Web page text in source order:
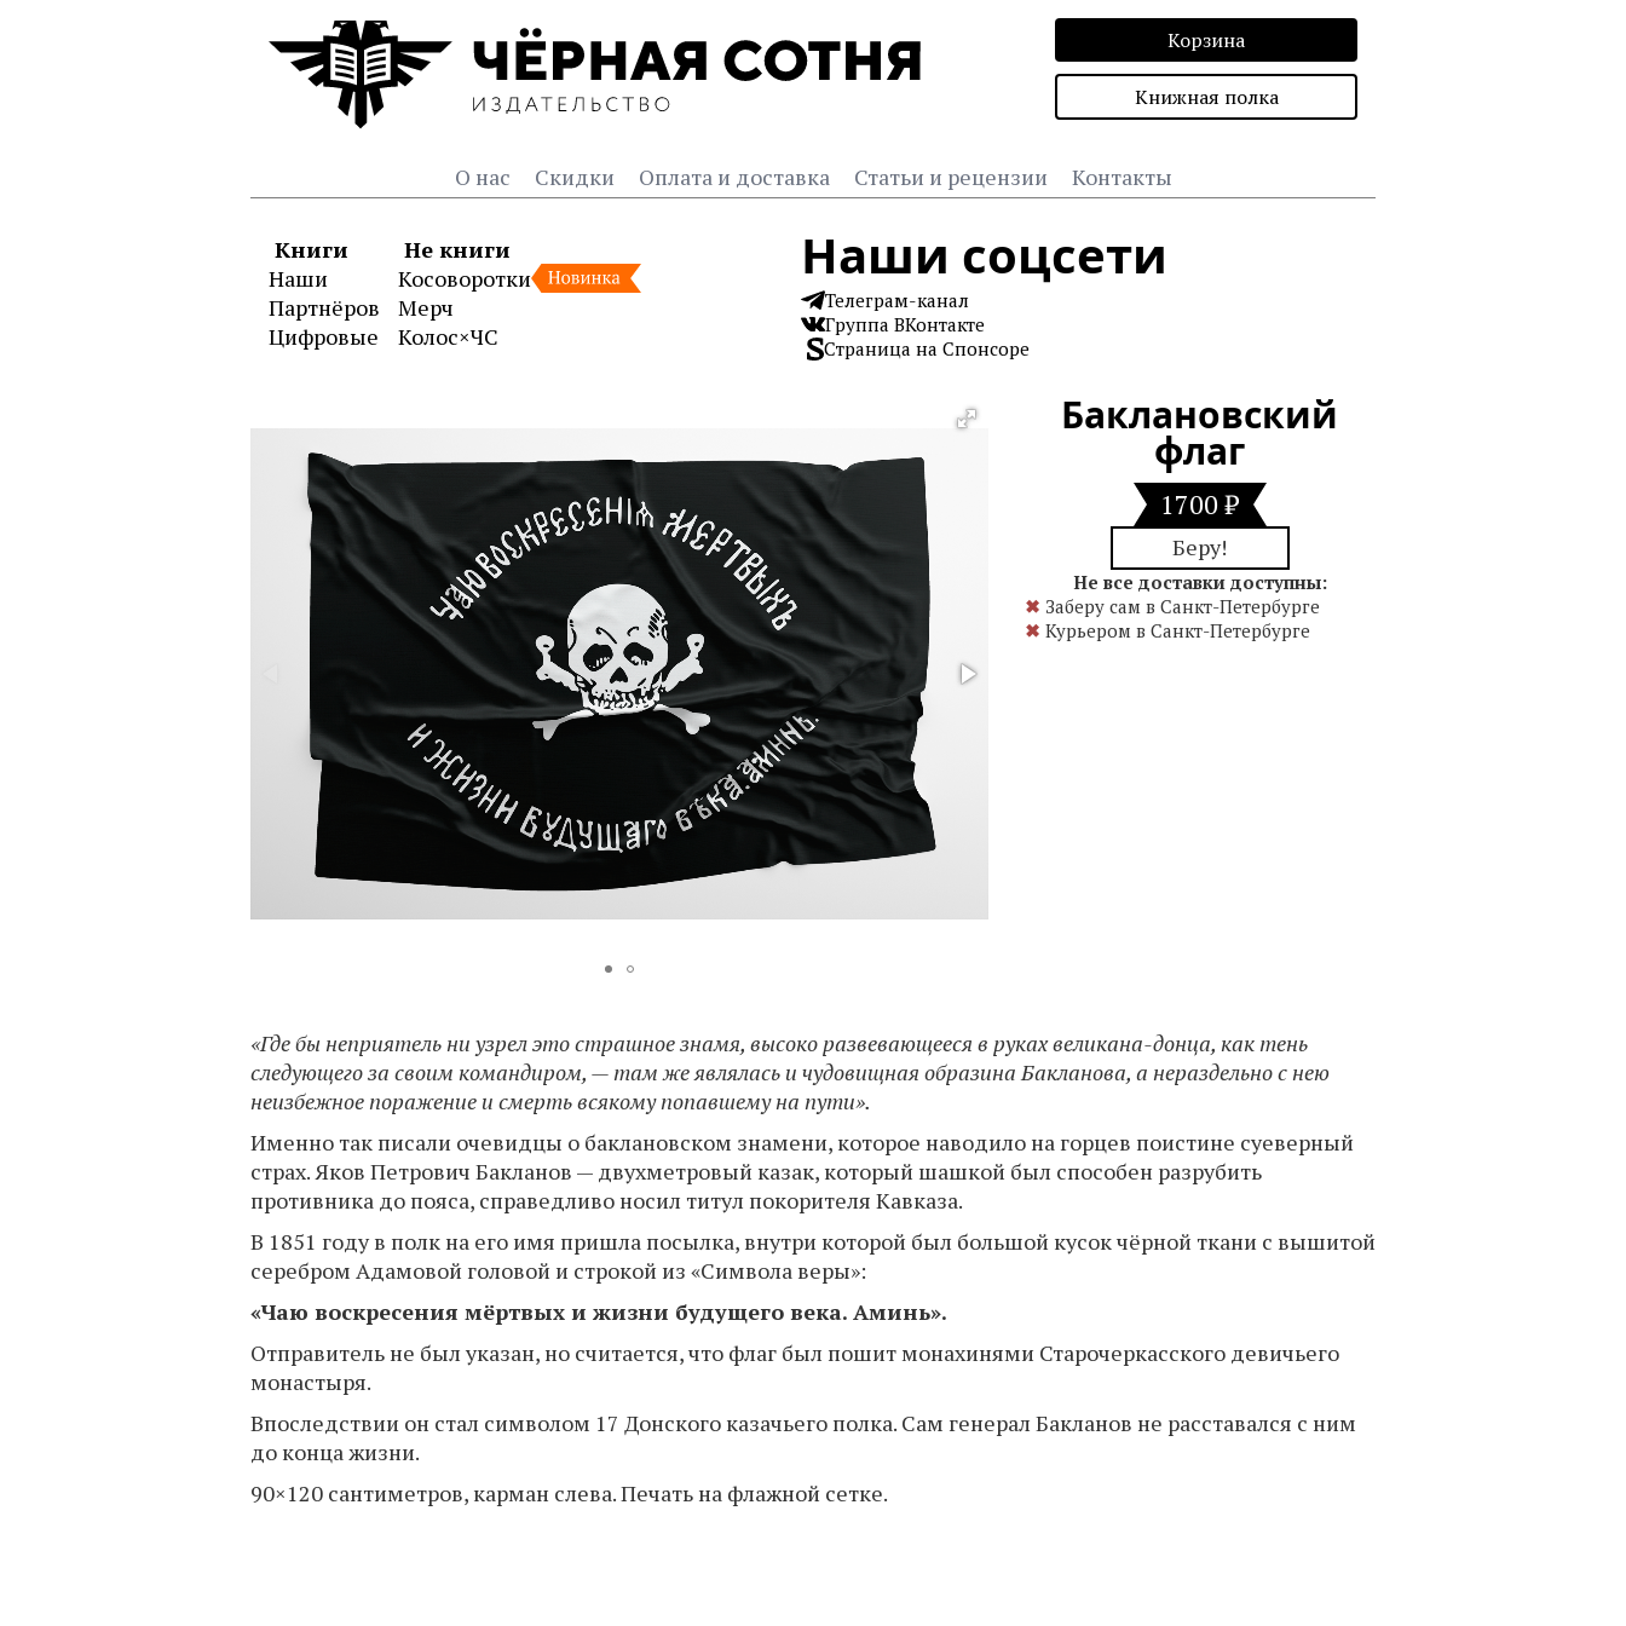
Корзина
Книжная полка
О нас Скидки Оплата и доставка Статьи и рецензии Контакты
Книги
Наши
Партнёров
Цифровые
Не книги
Косоворотки
Мерч
Колос×ЧС
Наши соцсети
Телеграм-канал
Группа ВКонтакте
Страница на Спонсоре
Баклановский
флаг
1700 ₽
Беру!
Не все доставки доступны:
✖ Заберу сам в Санкт-Петербурге
✖ Курьером в Санкт-Петербурге
«Где бы неприятель ни узрел это страшное знамя, высоко развевающееся в руках великана-донца, как тень
следующего за своим командиром, — там же являлась и чудовищная образина Бакланова, а нераздельно с нею
неизбежное поражение и смерть всякому попавшему на пути».
Именно так писали очевидцы о баклановском знамени, которое наводило на горцев поистине суеверный
страх. Яков Петрович Бакланов — двухметровый казак, который шашкой был способен разрубить
противника до пояса, справедливо носил титул покорителя Кавказа.
В 1851 году в полк на его имя пришла посылка, внутри которой был большой кусок чёрной ткани с вышитой
серебром Адамовой головой и строкой из «Символа веры»:
«Чаю воскресения мёртвых и жизни будущего века. Аминь».
Отправитель не был указан, но считается, что флаг был пошит монахинями Старочеркасского девичьего
монастыря.
Впоследствии он стал символом 17 Донского казачьего полка. Сам генерал Бакланов не расставался с ним
до конца жизни.
90×120 сантиметров, карман слева. Печать на флажной сетке.